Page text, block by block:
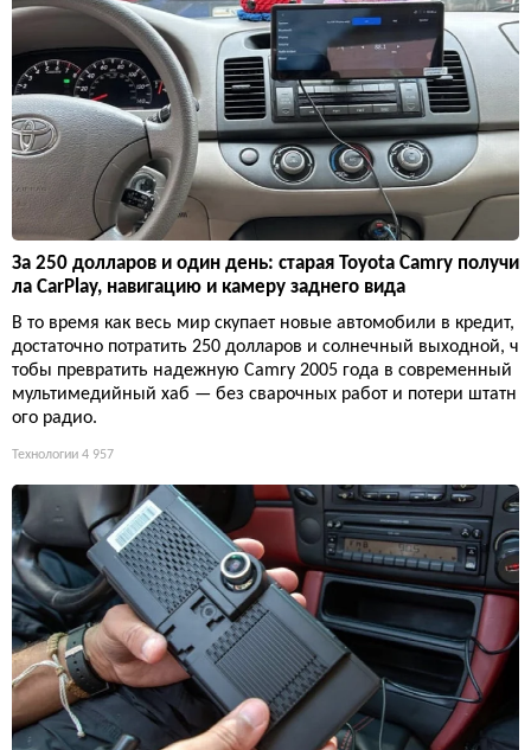
За 250 долларов и один день: старая Toyota Camry получи
ла CarPlay, навигацию и камеру заднего вида
В то время как весь мир скупает новые автомобили в кредит,
достаточно потратить 250 долларов и солнечный выходной, ч
тобы превратить надежную Camry 2005 года в современный
мультимедийный хаб — без сварочных работ и потери штатн
ого радио.
Технологии 4 957